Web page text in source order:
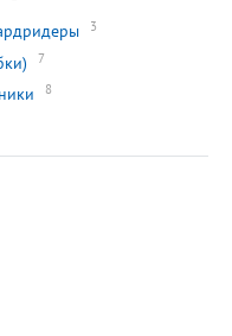
3
7
8